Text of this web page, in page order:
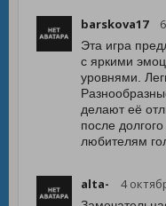
barskova17
Эта игра
с яркими
уровнями.
делают её
после
любителям
alta- 4